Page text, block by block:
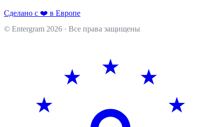
Сделано с ❤️ в Европе
© Entergram 2026 · Все права защищены